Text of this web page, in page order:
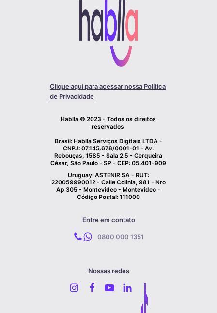
Clique aqui para acessar nossa Política
de Privacidade
Hablla © 2023 - Todos os direitos
reservados
Brasil: Hablla Serviços Digitais LTDA -
CNPJ: 07.145.678/0001-01 - Av.
Rebouças, 1585 - Sala 2.5 - Cerqueira
César, São Paulo - SP - CEP: 05.401-909
Uruguay: ASTENIR SA - RUT:
220059990012 - Calle Colinia, 981 - Nro
Ap 305 - Montevideo - Montevideo -
Código Postal: 111000
Entre em contato
0800 000 1351
Nossas redes